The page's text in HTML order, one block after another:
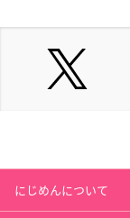
にじめんについて